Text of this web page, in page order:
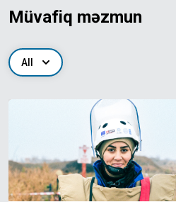
Müvafiq məzmun
All